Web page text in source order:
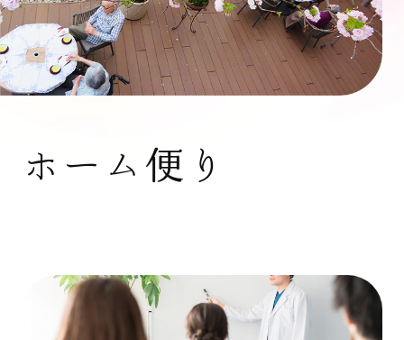
ホーム便り